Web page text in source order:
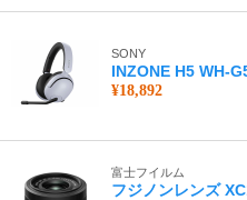
SONY
INZONE H5 WH-
¥18,892
富士フイルム
フジノンレンズ